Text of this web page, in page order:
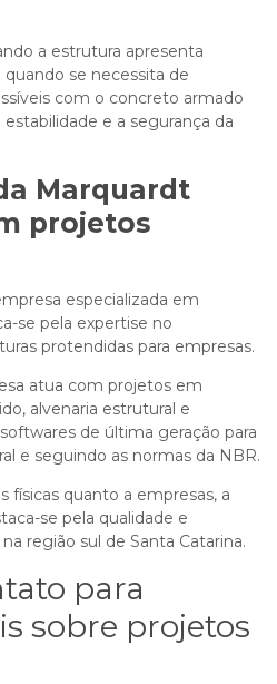
a estrutura apresenta
quando se necessita de
com o concreto armado
e a segurança da
Marquardt
projetos
especializada em
se pela expertise no
protendidas para empresas.
atua com projetos em
alvenaria estrutural e
de última geração para
e seguindo as normas da NBR.
físicas quanto a empresas, a
se pela qualidade e
região sul de Santa Catarina.
para
sobre projetos